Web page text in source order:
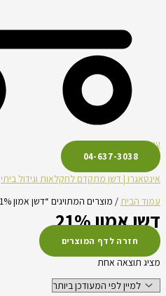
עגלת קניות
04-637-3038
אינטאגרו | דשן מתקדם לחקלאות וגידול ביתי
עמוד הבית/ מוצרים המתויגים “דשן אמון 21%”
דשן אמון 21%
חזרה לדף המוצרים
מציג תוצאה אחת